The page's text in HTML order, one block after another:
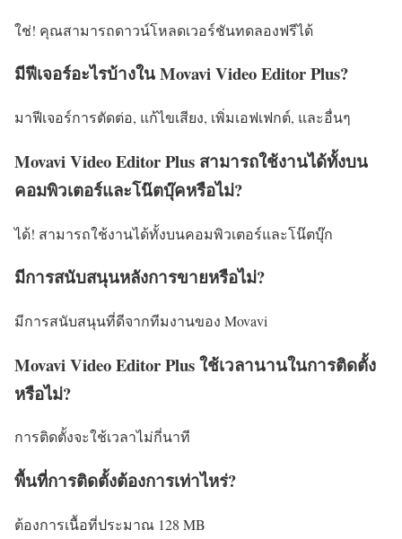
ใช่! คุณสามารถดาวน์โหลดเวอร์ชันทดลองฟรีได้
มีฟีเจอร์อะไรบ้างใน Movavi Video Editor Plus?
มาฟีเจอร์การตัดต่อ, แก้ไขเสียง, เพิ่มเอฟเฟกต์, และอื่นๆ
Movavi Video Editor Plus สามารถใช้งานได้ทั้งบน
คอมพิวเตอร์และโน๊ตบุ๊คหรือไม่?
ได้! สามารถใช้งานได้ทั้งบนคอมพิวเตอร์และโน๊ตบุ๊ก
มีการสนับสนุนหลังการขายหรือไม่?
มีการสนับสนุนที่ดีจากทีมงานของ Movavi
Movavi Video Editor Plus ใช้เวลานานในการติดตั้ง
หรือไม่?
การติดตั้งจะใช้เวลาไม่กี่นาที
พื้นที่การติดตั้งต้องการเท่าไหร่?
ต้องการเนื้อที่ประมาณ 128 MB